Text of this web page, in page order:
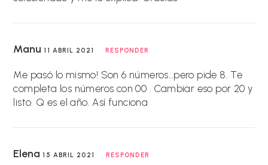
Manu 11 ABRIL 2021 RESPONDER
Me pasó lo mismo! Son 6 números…pero pide 8. Te
completa los números con 00 . Cambiar eso por 20 y
listo. Q es el año. Así funciona
Elena 15 ABRIL 2021 RESPONDER